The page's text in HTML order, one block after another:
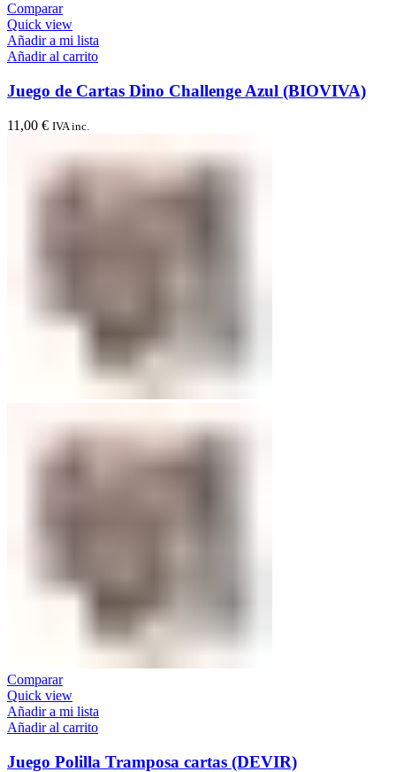
Comparar
Quick view
Añadir a mi lista
Añadir al carrito
Juego de Cartas Dino Challenge Azul (BIOVIVA)
11,00 € IVA inc.
Comparar
Quick view
Añadir a mi lista
Añadir al carrito
Juego Polilla Tramposa cartas (DEVIR)